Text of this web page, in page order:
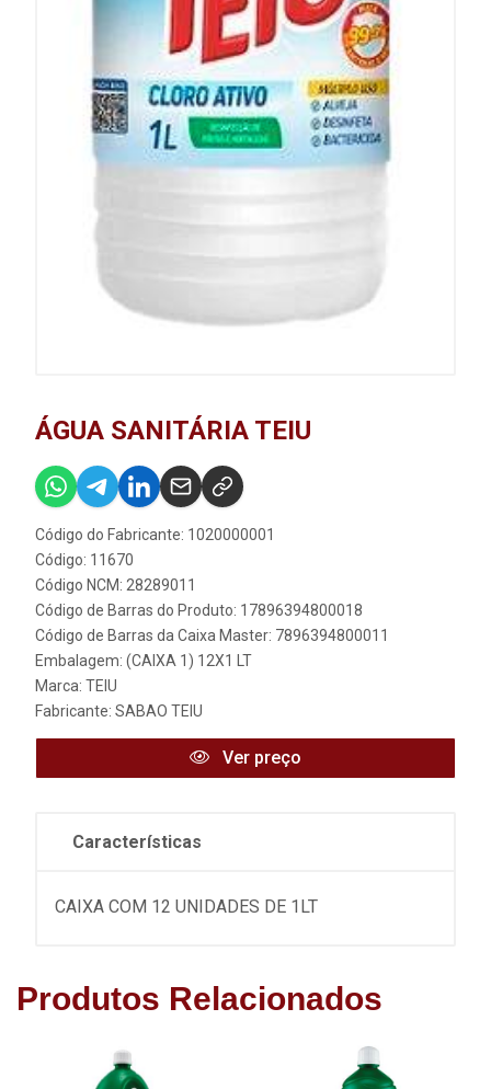
ÁGUA SANITÁRIA TEIU
Código do Fabricante: 1020000001
Código: 11670
Código NCM: 28289011
Código de Barras do Produto: 17896394800018
Código de Barras da Caixa Master: 7896394800011
Embalagem: (CAIXA 1) 12X1 LT
Marca: TEIU
Fabricante: SABAO TEIU
Ver preço
Características
CAIXA COM 12 UNIDADES DE 1LT
Produtos Relacionados